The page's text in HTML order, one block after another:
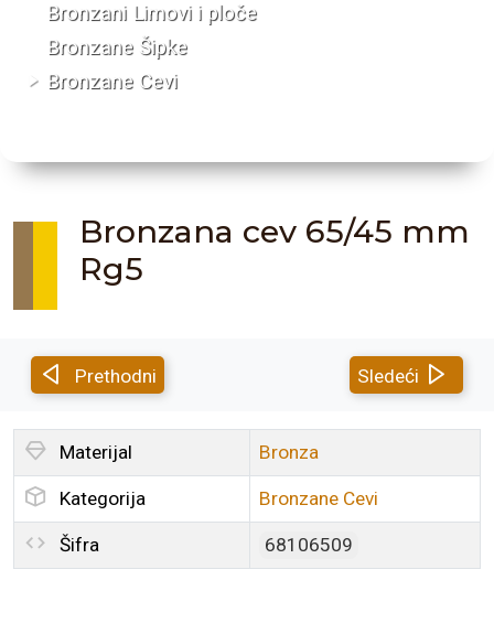
Bronzani Limovi i ploče
Bronzane Šipke
Bronzane Cevi
Bronzana cev 65/45 mm
Rg5
Prethodni Sledeći
Materijal Bronza
Kategorija Bronzane Cevi
Šifra 68106509